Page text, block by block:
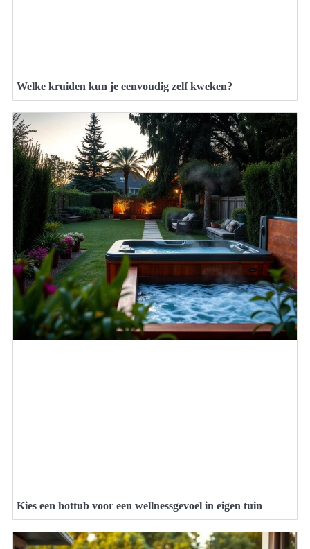
Welke kruiden kun je eenvoudig zelf kweken?
Kies een hottub voor een wellnessgevoel in eigen tuin